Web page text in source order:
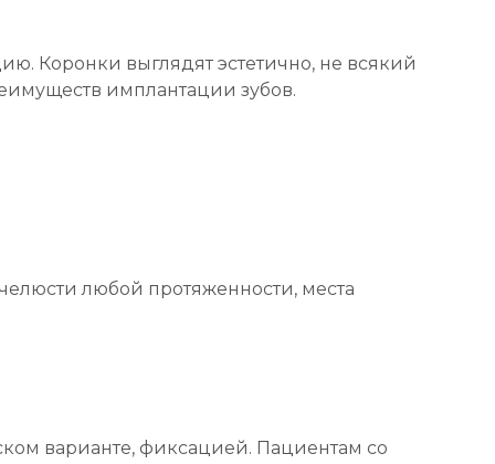
Коронки выглядят эстетично, не всякий
имплантации зубов.
любой протяженности, места
варианте, фиксацией. Пациентам со